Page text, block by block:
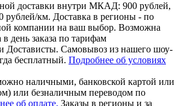
доставки внутри МКАД: 900 рублей,
рублей/км. Доставка в регионы - по
компании на ваш выбор. Возможна
в день заказа по тарифам
Достависты. Самовывоз из нашего шоу-
бесплатный. Подробнее об условиях
наличными, банковской картой или
или безналичным переводом по
об оплате. Заказы в регионы и за